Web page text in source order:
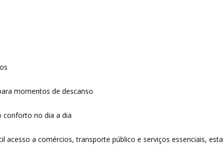
momentos de descanso
conforto no dia a dia
acesso a comércios, transporte público e serviços essenciais, esta